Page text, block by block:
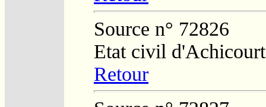
Source n° 72826
Etat civil d'Achicourt
Retour